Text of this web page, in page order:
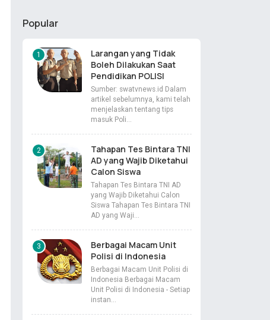
Popular
Larangan yang Tidak
Boleh Dilakukan Saat
Pendidikan POLISI
Sumber: swatvnews.id Dalam
artikel sebelumnya, kami telah
menjelaskan tentang tips
masuk Poli…
Tahapan Tes Bintara TNI
AD yang Wajib Diketahui
Calon Siswa
Tahapan Tes Bintara TNI AD
yang Wajib Diketahui Calon
Siswa Tahapan Tes Bintara TNI
AD yang Waji…
Berbagai Macam Unit
Polisi di Indonesia
Berbagai Macam Unit Polisi di
Indonesia Berbagai Macam
Unit Polisi di Indonesia - Setiap
instan…